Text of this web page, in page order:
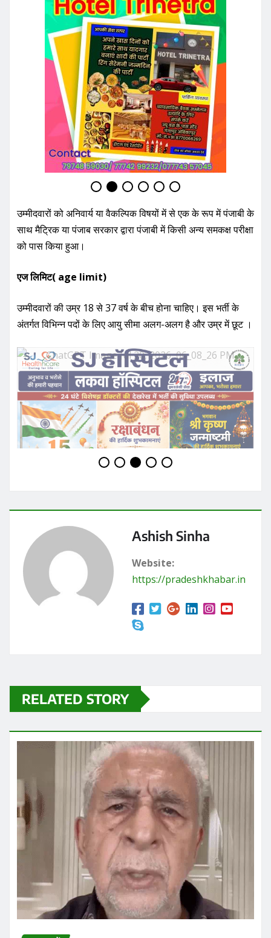
उम्मीदवारों को अनिवार्य या वैकल्पिक विषयों में से एक के रूप में पंजाबी के
साथ मैट्रिक या पंजाब सरकार द्वारा पंजाबी में किसी अन्य समकक्ष परीक्षा
एज लिमिट( age limit)
उम्मीदवारों की उम्र 18 से 37 वर्ष के बीच होना चाहिए। इस भर्ती के
अंतर्गत विभिन्न पदों के लिए आयु सीमा अलग-अलग है और उम्र में छूट ।
Ashish Sinha
Website:
https://pradeshkhabar.in
RELATED STORY
ताजा ख़बरें
सीनियर एक्टर पीयूष मिश्रा ने झारखंड प्रोटेस्ट में
पहुंचकर नसीरुद्दीन शाह के एक बयान पर नाराजगी
जाहिर कर उन पर कटाक्ष किया है
Praveen Kumar Dubey Aug 10, 2026